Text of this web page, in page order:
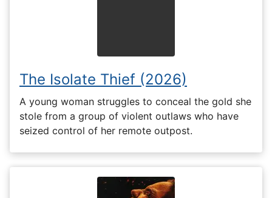
The Isolate Thief (2026)
A young woman struggles to conceal the gold she
stole from a group of violent outlaws who have
seized control of her remote outpost.